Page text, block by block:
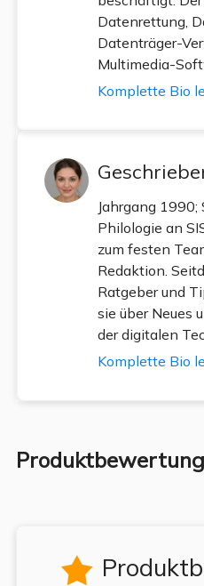
Datenrettung,
Datenträger-
Multimedia-
Komplette Bio
Jahrgang
Philologie an
zum festen
Redaktion.
Ratgeber und
sie über Neues
der digitalen
Komplette Bio
